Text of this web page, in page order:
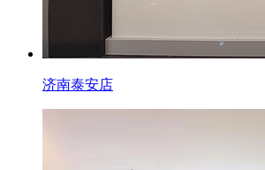
济南泰安店